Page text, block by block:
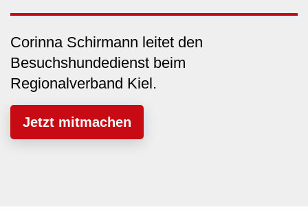
Corinna Schirmann leitet den
Besuchshundedienst beim
Regionalverband Kiel.
Jetzt mitmachen